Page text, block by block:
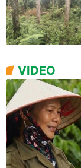
VIDEO